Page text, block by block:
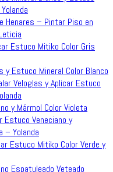
Henares – Pintar Piso en
Estuco Mitiko Color Gris
y Estuco Mineral Color Blanco
Veloglas y Aplicar Estuco
y Mármol Color Violeta
Estuco Veneciano y
– Yolanda
Estuco Mitiko Color Verde y
Espatuleado Veteado